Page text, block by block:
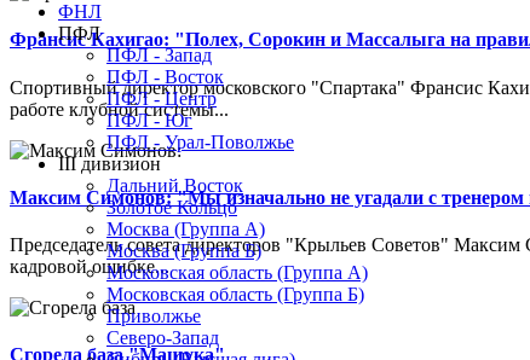
Франсис Кахигао: "Полех, Сорокин и Массалыга на
Спортивный директор московского "Спартака" Франсис
работе клубной системы...
Максим Симонов: "Мы изначально не угадали с тренером
Председатель совета директоров "Крыльев Советов"
кадровой ошибке...
Сгорела база "Машука"
ФНЛ
ПФЛ
ПФЛ - Запад
ПФЛ - Восток
ПФЛ - Центр
ПФЛ - Юг
ПФЛ - Урал-Поволжье
III дивизион
Дальний Восток
Золотое Кольцо
Москва (Группа А)
Москва (Группа Б)
Московская область (Группа А)
Московская область (Группа Б)
Приволжье
Северо-Запад